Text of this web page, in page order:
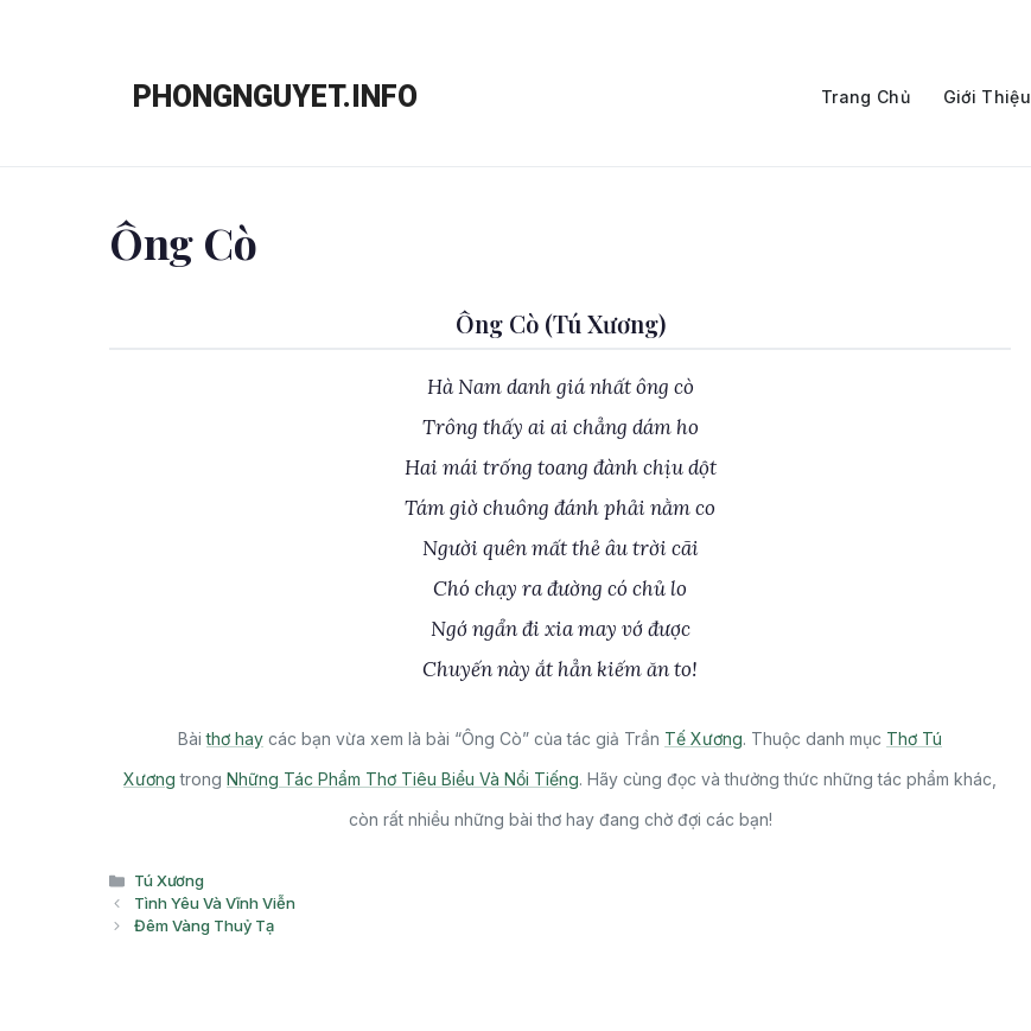
PHONGNGUYET.INFO Trang Chủ Giới Thiệu
Ông Cò
Ông Cò (Tú Xương)
Hà Nam danh giá nhất ông cò
Trông thấy ai ai chẳng dám ho
Hai mái trống toang đành chịu dột
Tám giờ chuông đánh phải nằm co
Người quên mất thẻ âu trời cãi
Chó chạy ra đường có chủ lo
Ngớ ngẩn đi xia may vớ được
Chuyến này ắt hẳn kiếm ăn to!
Bàithơ hay các bạn vừa xem là bài “Ông Cò” của tác giả Trần Tế Xương. Thuộc danh mục Thơ Tú
Xương trong Những Tác Phẩm Thơ Tiêu Biểu Và Nổi Tiếng. Hãy cùng đọc và thưởng thức những tác phẩm khác,
còn rất nhiều những bài thơ hay đang chờ đợi các bạn!
Danh
mục
Tú Xương
Tình Yêu Và Vĩnh Viễn
Đêm Vàng Thuỷ Tạ